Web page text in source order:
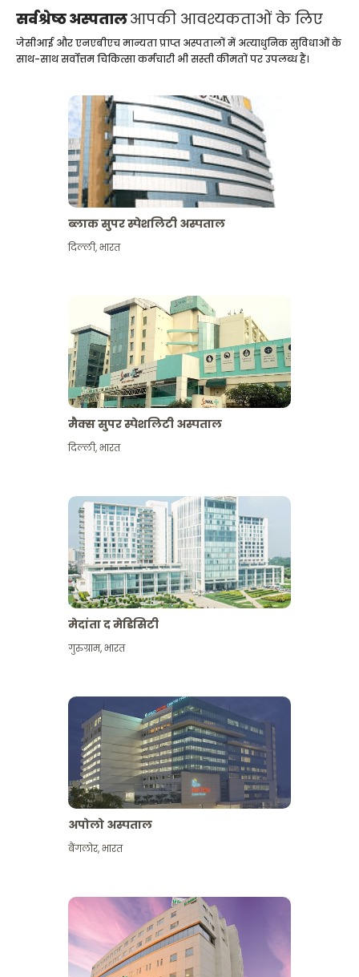
सर्वश्रेष्ठ अस्पतालआपकी आवश्यकताओं के लिए
जेसीआई और एनएबीएच मान्यता प्राप्त अस्पतालों में अत्याधुनिक सुविधाओं के
साथ-साथ सर्वोत्तम चिकित्सा कर्मचारी भी सस्ती कीमतों पर उपलब्ध हैं।
ब्लाक सुपर स्पेशलिटी अस्पताल
दिल्ली,भारत
मैक्स सुपर स्पेशलिटी अस्पताल
दिल्ली,भारत
मेदांता द मेडिसिटी
गुरुग्राम,भारत
अपोलो अस्पताल
बैंगलोर,भारत